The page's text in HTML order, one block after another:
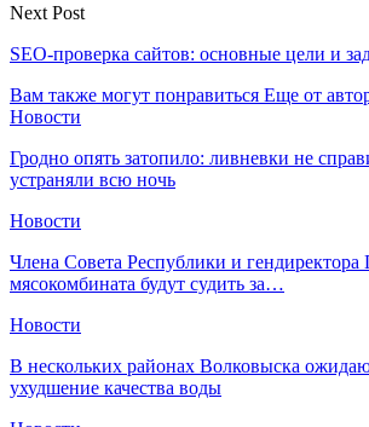
Next Post
SEO-проверка сайтов: основные цели и
Вам также могут понравиться Еще от
Новости
Гродно опять затопило: ливневки не
устраняли всю ночь
Новости
Члена Совета Республики и гендиректора
мясокомбината будут судить за…
Новости
В нескольких районах Волковыска
ухудшение качества воды